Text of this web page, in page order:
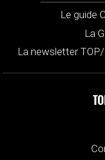
Le guide
La
La newsletter